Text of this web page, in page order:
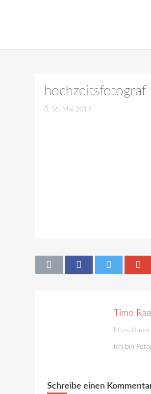
16. Mai 2019
Timo
https://
Ich bin
Schreibe einen